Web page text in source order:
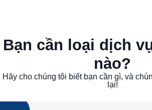
Bạn cần loại dịch
nào?
Hãy cho chúng tôi biết bạn cần gì, và
lại!